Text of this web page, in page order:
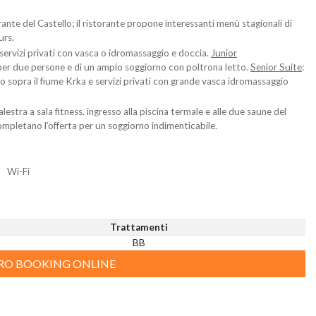
del Castello; il ristorante propone interessanti menù stagionali di
privati con vasca o idromassaggio e doccia. Junior
due persone e di un ampio soggiorno con poltrona letto. Senior Suite:
il fiume Krka e servizi privati con grande vasca idromassaggio
a sala fitness. ingresso alla piscina termale e alle due saune del
l’offerta per un soggiorno indimenticabile.
Wi-Fi
Trattamenti
BB
BOOKING ONLINE